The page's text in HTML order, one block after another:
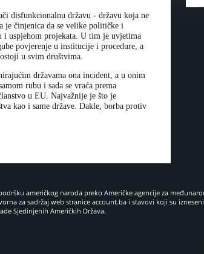
disfunkcionalnu državu - državu koja ne
je činjenica da se velike političke i
i uspjehom projekata. U tim je uvjetima
povjerenje u institucije i procedure, a
u svim društvima.
državama ona incident, a u onim
rubu i sada se vraća prema
u EU. Najvažnije je što je
kao i same države. Dakle, borba protiv